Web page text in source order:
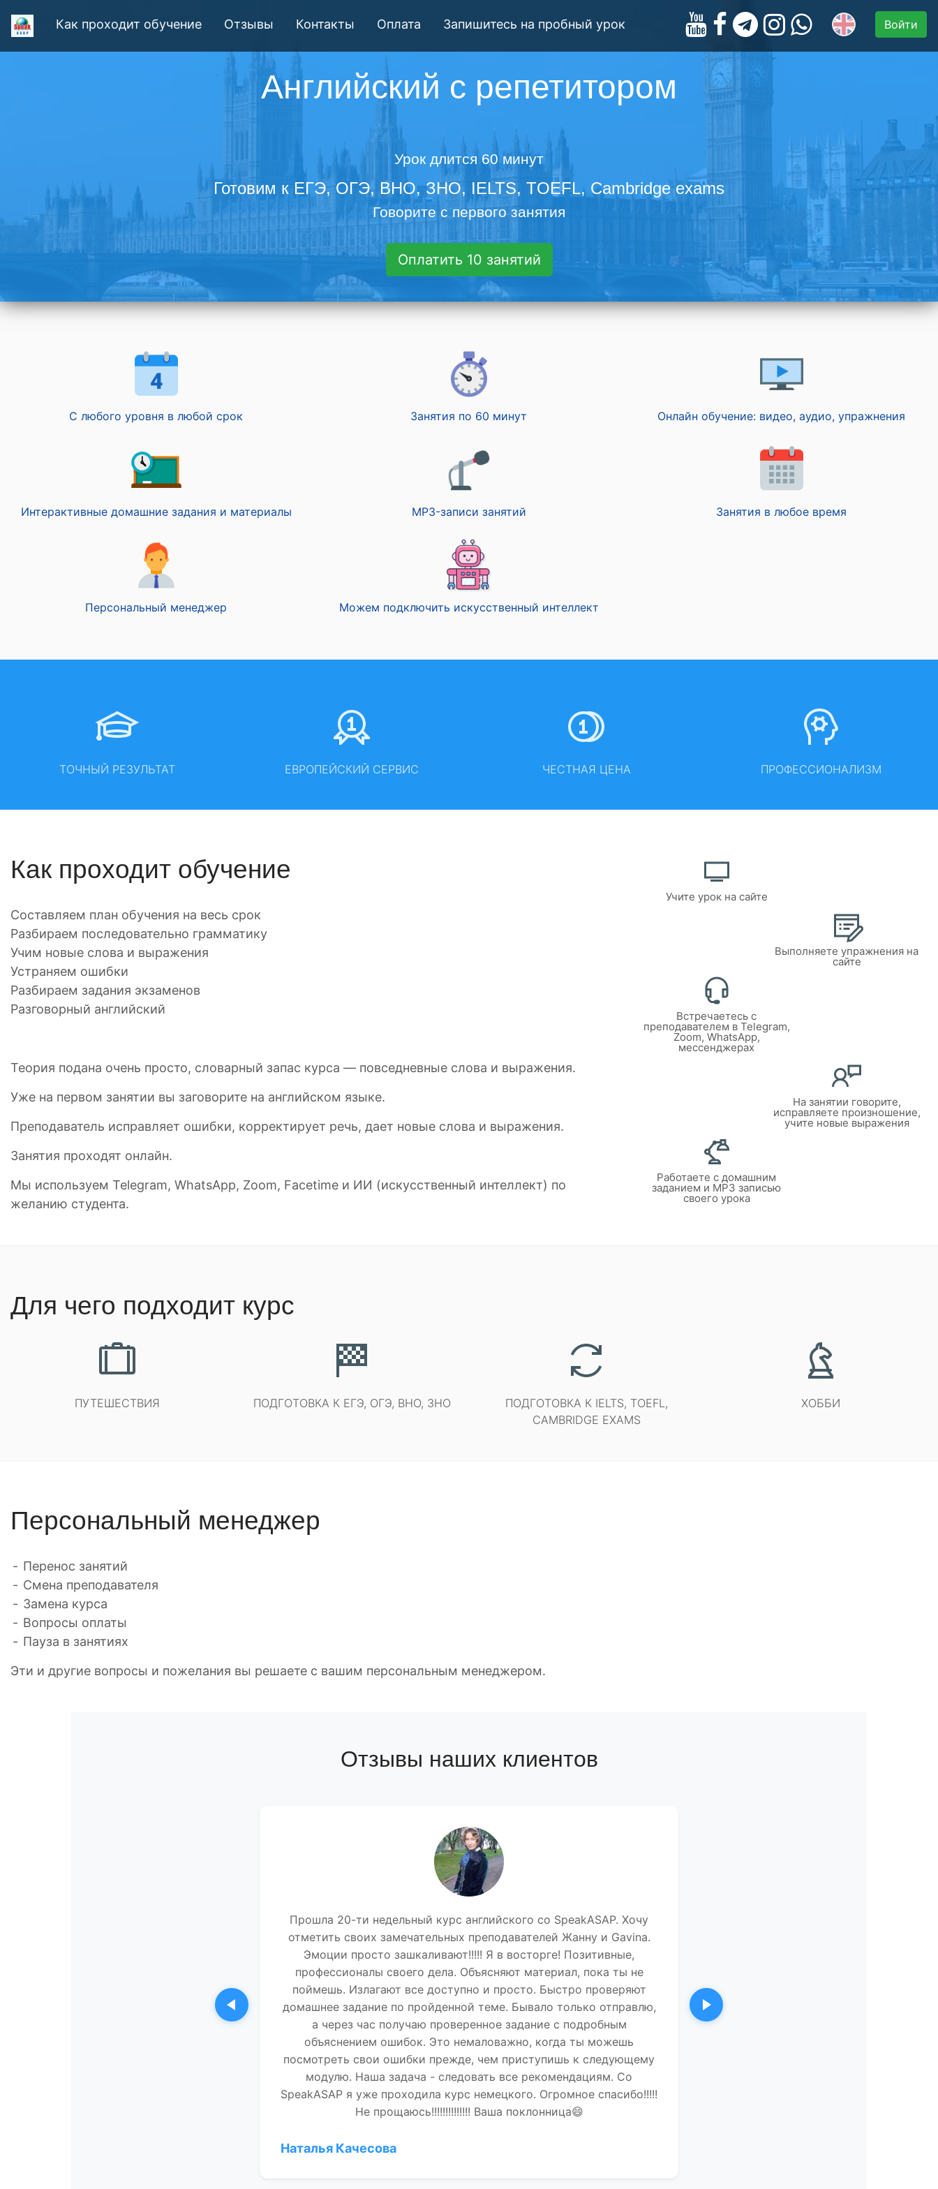
Как проходит обучение Отзывы Контакты Оплата Запишитесь на пробный урок Войти
Английский с репетитором
Урок длится 60 минут
Готовим к ЕГЭ, ОГЭ, ВНО, ЗНО, IELTS, TOEFL, Cambridge exams
Говорите с первого занятия
Оплатить 10 занятий
С любого уровня в любой срок Занятия по 60 минут Онлайн обучение: видео, аудио, упражнения
Интерактивные домашние задания и материалы MP3-записи занятий Занятия в любое время
Персональный менеджер Можем подключить искусственный интеллект
ТОЧНЫЙ РЕЗУЛЬТАТ ЕВРОПЕЙСКИЙ СЕРВИС ЧЕСТНАЯ ЦЕНА ПРОФЕССИОНАЛИЗМ
Как проходит обучение
Составляем план обучения на весь срок
Разбираем последовательно грамматику
Учим новые слова и выражения
Устраняем ошибки
Разбираем задания экзаменов
Разговорный английский
Теория подана очень просто, словарный запас курса — повседневные слова и выражения.
Уже на первом занятии вы заговорите на английском языке.
Преподаватель исправляет ошибки, корректирует речь, дает новые слова и выражения.
Занятия проходят онлайн.
Мы используем Telegram, WhatsApp, Zoom, Facetime и ИИ (искусственный интеллект) по
желанию студента.
Учите урок на сайте
Выполняете упражнения на
сайте
Встречаетесь с
преподавателем в Telegram,
Zoom, WhatsApp,
мессенджерах
На занятии говорите,
исправляете произношение,
учите новые выражения
Работаете с домашним
заданием и MP3 записью
своего урока
Для чего подходит курс
ПУТЕШЕСТВИЯ ПОДГОТОВКА К ЕГЭ, ОГЭ, ВНО, ЗНО
ПОДГОТОВКА К IELTS, TOEFL,
CAMBRIDGE EXAMS
ХОББИ
Персональный менеджер
Перенос занятий
Смена преподавателя
Замена курса
Вопросы оплаты
Пауза в занятиях
Эти и другие вопросы и пожелания вы решаете с вашим персональным менеджером.
Отзывы наших клиентов
Предыдущий Следующий
Прошла 20-ти недельный курс английского со SpeakASAP. Хочу
отметить своих замечательных преподавателей Жанну и Gavina.
Эмоции просто зашкаливают!!!!! Я в восторге! Позитивные,
профессионалы своего дела. Объясняют материал, пока ты не
поймешь. Излагают все доступно и просто. Быстро проверяют
домашнее задание по пройденной теме. Бывало только отправлю,
а через час получаю проверенное задание с подробным
объяснением ошибок. Это немаловажно, когда ты можешь
посмотреть свои ошибки прежде, чем приступишь к следующему
модулю. Наша задача - следовать все рекомендациям. Со
SpeakASAP я уже проходила курс немецкого. Огромное спасибо!!!!!
Не прощаюсь!!!!!!!!!!!!!! Ваша поклонница😄
Наталья Качесова